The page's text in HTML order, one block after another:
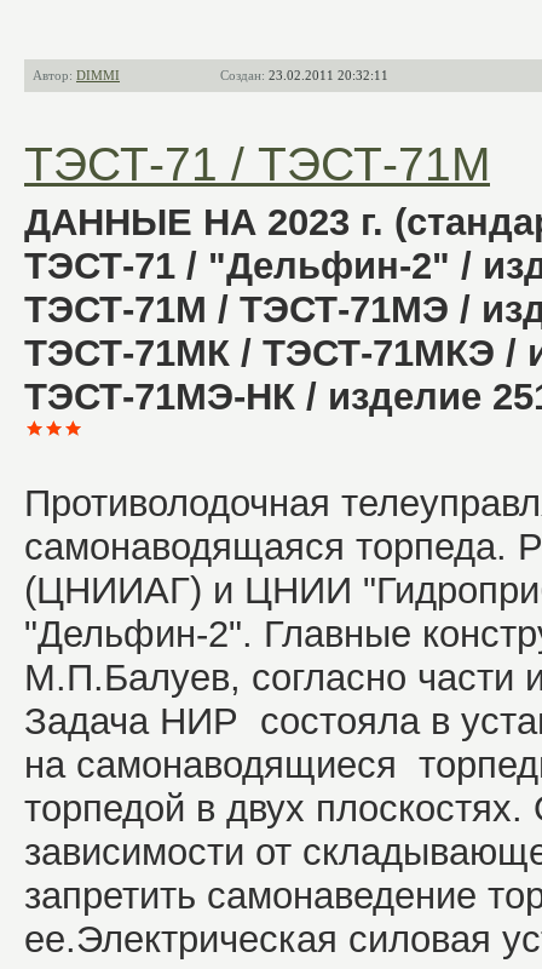
Автор: DIMMI Создан: 23.02.2011 20:32:11
ТЭСТ-71 / ТЭСТ-71М
ДАННЫЕ НА 2023 г.
ТЭСТ-71 / "Дельфин-2" /
ТЭСТ-71М / ТЭСТ-71МЭ /
ТЭСТ-71МК / ТЭСТ-71МКЭ /
ТЭСТ-71МЭ-НК / изделие
Противолодочная
самонаводящаяся торпеда.
(ЦНИИАГ) и ЦНИИ
"Дельфин-2". Главные
М.П.Балуев, согласно части
Задача НИР состояла в
на самонаводящиеся
торпедой в двух плоскостях.
зависимости от
запретить самонаведение
ее.Электрическая силовая